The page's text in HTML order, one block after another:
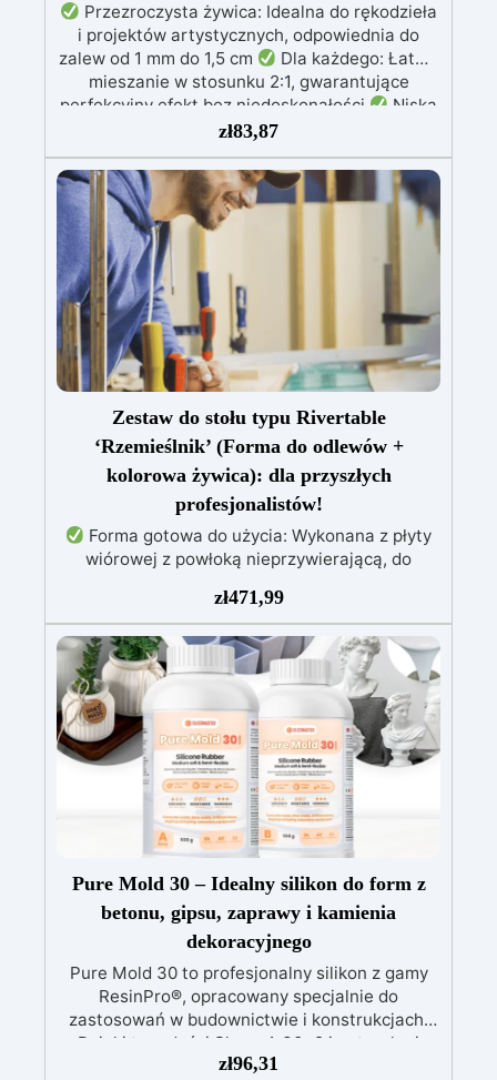
Przezroczysta żywica: Idealna do rękodzieła
i projektów artystycznych, odpowiednia do
zalew od 1 mm do 1,5 cm
Dla każdego: Łatwe
mieszanie w stosunku 2:1, gwarantujące
perfekcyjny efekt bez niedoskonałości
Niska
lepkość: Zapewnia odlewy bez pęcherzyków,
kompatybilna z drewnem, silikonem, szkłem,
metalem i innymi materiałami
Bezpieczna po
utwardzeniu: Nietoksyczna, bezpieczna dla
skóry, wolna od BPA i rozpuszczalników (VOC
Free)
Błyszcząca i samopoziomująca: Z
filtrami UV przeciw żółknięciu dla trwałego i
lśniącego wykończenia
zł83,87
Zestaw do stołu typu Rivertable
‘Rzemieślnik’ (Forma do odlewów +
kolorowa żywica): dla przyszłych
profesjonalistów!
Forma gotowa do użycia: Wykonana z płyty
wiórowej z powłoką nieprzywierającą, do
epoksydowa wysokiej jakości: 1,6 kg
przezroczystej, samopoziomującej żywicy
odpornej na promieniowanie UV, łatwej do
wylania.
Pełny zestaw: Zawiera drewno
świerkowe impregnowane, barwniki (biały,
czarny, czerwony, niebieski, żółty), wagę i
narzędzia do mieszania.
Łatwy montaż:
Forma już zmontowana, gotowa do użycia,
oszczędzając czas i zapewniając precyzję.
zł471,99
Pure Mold 30 – Idealny silikon do form z
betonu, gipsu, zaprawy i kamienia
dekoracyjnego
Pure Mold 30 to profesjonalny silikon z gamy
ResinPro®, opracowany specjalnie do
zastosowań w budownictwie i konstrukcjach.
Dzięki twardości Shore A 30±2 i naturalnej
przezroczystości oferuje idealne połączenie
zł96,31